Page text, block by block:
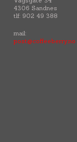
4306 Sandnes
tlf: 902 49 388
mail:
post@coffeeberry.no